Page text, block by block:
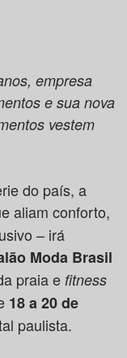
empresa
e sua nova
vestem
do país, a
aliam conforto,
– irá
Moda Brasil
praia e fitness
18 a 20 de
paulista.